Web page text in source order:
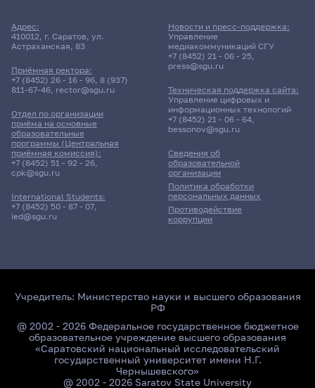
Адрес:
410012, г. Саратов, ул.
Астраханская, 83
Приёмная ректора:
+7 (8452) 26 - 16 - 96, 8 (937)
811-67-46, rector@sgu.ru
Отдел по организации
приёма на основные
образовательные
программы (Центральная
приёмная комиссия):
+7 (8452) 51 - 92 - 26,
cpk@sgu.ru
International Students:
+7 (8452) 50 - 87 - 07,
ied@sgu.ru
Сведения об
образовательной
организации
Политика обработки
персональных данных
Противодействие
коррупции
Новости и пресс-поддержка:
Управление
медиакоммуникаций СГУ
+7 (8452) 21 - 06 - 25,
press@sgu.ru
Техническая поддержка сайта:
Управление цифровых и
информационных технологий
+7 (8452) 21 - 06 - 64,
bessonov@sgu.ru
Учредитель: Министерство науки и высшего образования
РФ
@ 2002 - 2026 Федеральное государственное бюджетное
образовательное учреждение высшего образования
«Саратовский национальный исследовательский
государственный университет имени Н.Г.
Чернышевского»
@ 2002 - 2026 Saratov State University